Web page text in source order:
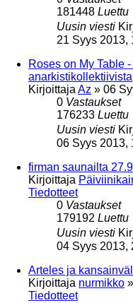
181448 Luettu
Uusin viesti
21 Syys 2013,
Roses on My Table
anarkistikollektiivista
Kirjoittaja Az » 06
0 Vastaukset
176233 Luettu
Uusin viesti
06 Syys 2013,
firman saunailta
Kirjoittaja
Tiedotteet
0 Vastaukset
179192 Luettu
Uusin viesti
04 Syys 2013,
Arteles ja
Kirjoittaja nurmikko »
Tiedotteet